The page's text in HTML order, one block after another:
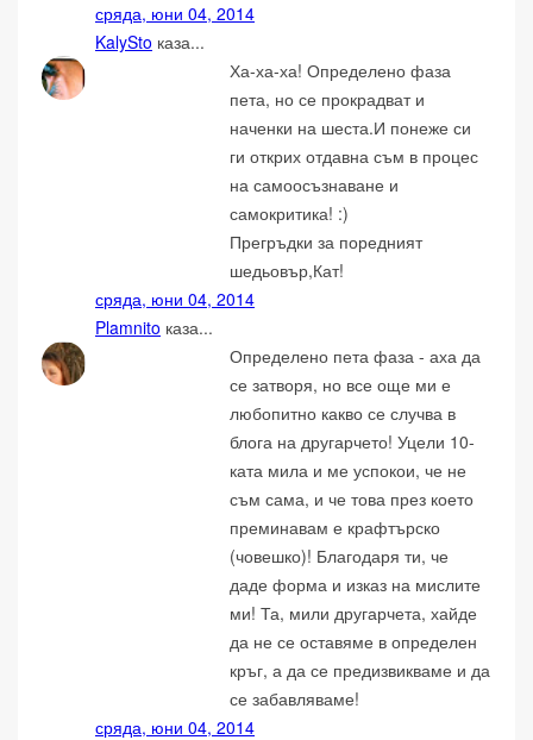
сряда, юни 04, 2014
KalySto каза...
Ха-ха-ха! Определено фаза
пета, но се прокрадват и
наченки на шеста.И понеже си
ги открих отдавна съм в процес
на самоосъзнаване и
самокритика! :)
Прегръдки за поредният
шедьовър,Кат!
сряда, юни 04, 2014
Plamnito каза...
Определено пета фаза - аха да
се затворя, но все още ми е
любопитно какво се случва в
блога на другарчето! Уцели 10-
ката мила и ме успокои, че не
съм сама, и че това през което
преминавам е крафтърско
(човешко)! Благодаря ти, че
даде форма и изказ на мислите
ми! Та, мили другарчета, хайде
да не се оставяме в определен
кръг, а да се предизвикваме и да
се забавляваме!
сряда, юни 04, 2014